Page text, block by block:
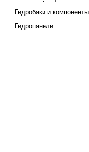
Гидробаки и компоненты
Гидропанели